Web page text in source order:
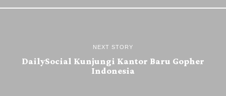
NEXT STORY
DailySocial Kunjungi Kantor Baru Gopher
Indonesia